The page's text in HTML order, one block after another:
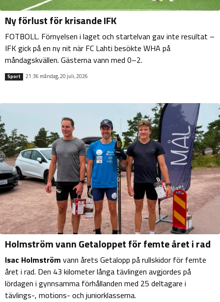
Ny förlust för krisande IFK
FOTBOLL. Förnyelsen i laget och startelvan gav inte resultat –
IFK gick på en ny nit när FC Lahti besökte WHA på
måndagskvällen. Gästerna vann med 0–2.
Sport 21:36 måndag, 20 juli, 2026
Holmström vann Getaloppet för femte året i rad
Isac Holmström vann årets Getalopp på rullskidor för femte
året i rad. Den 43 kilometer långa tävlingen avgjordes på
lördagen i gynnsamma förhållanden med 25 deltagare i
tävlings-, motions- och juniorklasserna.